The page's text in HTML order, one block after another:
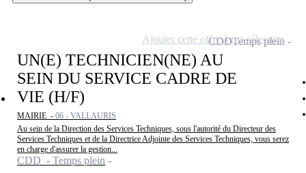
UN(E) TECHNICIEN(NE) AU
SEIN DU SERVICE CADRE DE
VIE (H/F)
MAIRIE - 06 - VALLAURIS
Au sein de la Direction des Services Techniques, sous l'autorité du Directeur des
Services Techniques et de la Directrice Adjointe des Services Techniques, vous serez
en charge d'assurer la gestion...
CDD - Temps plein
CDDTemps plein
Ajouter cette offre à ma sélection